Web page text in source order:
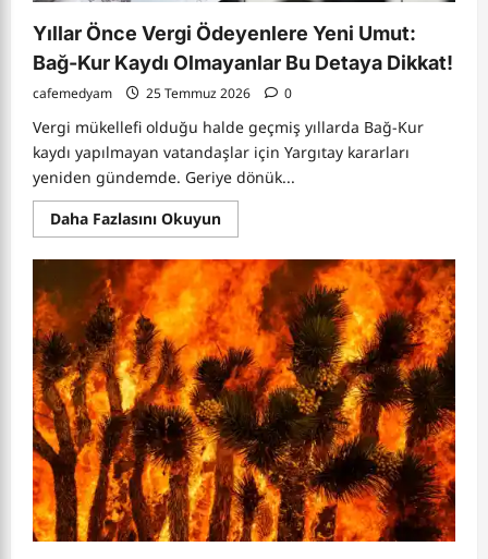
Yıllar Önce Vergi Ödeyenlere Yeni Umut:
Bağ-Kur Kaydı Olmayanlar Bu Detaya Dikkat!
cafemedyam 25 Temmuz 2026 0
Vergi mükellefi olduğu halde geçmiş yıllarda Bağ-Kur
kaydı yapılmayan vatandaşlar için Yargıtay kararları
yeniden gündemde. Geriye dönük...
Daha Fazlasını OkuyunRead
more
Yıllar
Önce
Vergi
Ödeyenlere
Yeni
Umut:
Bağ-
Kur
Kaydı
Olmayanlar
Bu
Detaya
Dikkat!